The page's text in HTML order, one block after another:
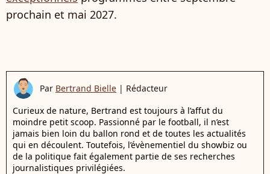
prochain et mai 2027.
Par Bertrand Bielle | Rédacteur
Curieux de nature, Bertrand est toujours à l’affut du
moindre petit scoop. Passionné par le football, il n’est
jamais bien loin du ballon rond et de toutes les actualités
qui en découlent. Toutefois, l’évènementiel du showbiz ou
de la politique fait également partie de ses recherches
journalistiques privilégiées.